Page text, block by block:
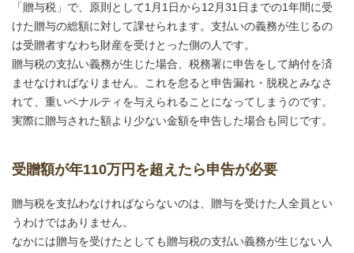
「贈与税」で、原則として1月1日から12月31日までの1年間に受
けた贈与の総額に対して課せられます。支払いの義務が生じるの
は受贈者すなわち財産を受けとった側の人です。
贈与税の支払い義務が生じた場合、税務署に申告をして納付を済
ませなければなりません。これを怠ると申告漏れ・脱税とみなさ
れて、重いペナルティを与えられることになってしまうのです。
実際に贈与された額より少ない金額を申告した場合も同じです。
受贈額が年110万円を超えたら申告が必要
贈与税を支払わなければならないのは、贈与を受けた人全員とい
うわけではありません。
なかには贈与を受けたとしても贈与税の支払い義務が生じない人